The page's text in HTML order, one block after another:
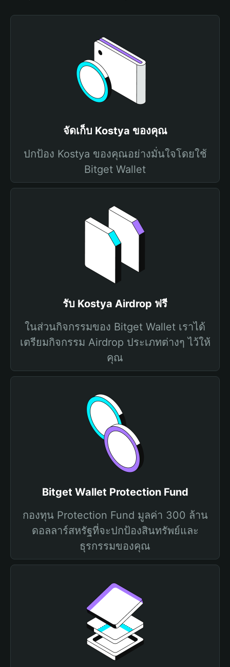
จัดเก็บ Kostya ของคุณ
ปกป้อง Kostya ของคุณอย่างมั่นใจโดยใช้
Bitget Wallet
รับ Kostya Airdrop ฟรี
ในส่วนกิจกรรมของ Bitget Wallet เราได้
เตรียมกิจกรรม Airdrop ประเภทต่างๆ ไว้ให้
คุณ
Bitget Wallet Protection Fund
กองทุน Protection Fund มูลค่า 300 ล้าน
ดอลลาร์สหรัฐที่จะปกป้องสินทรัพย์และ
ธุรกรรมของคุณ